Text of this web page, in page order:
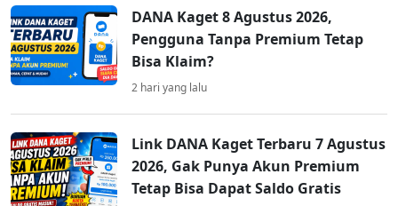
DANA Kaget 8 Agustus 2026,
Pengguna Tanpa Premium Tetap
Bisa Klaim?
2 hari yang lalu
Link DANA Kaget Terbaru 7 Agustus
2026, Gak Punya Akun Premium
Tetap Bisa Dapat Saldo Gratis